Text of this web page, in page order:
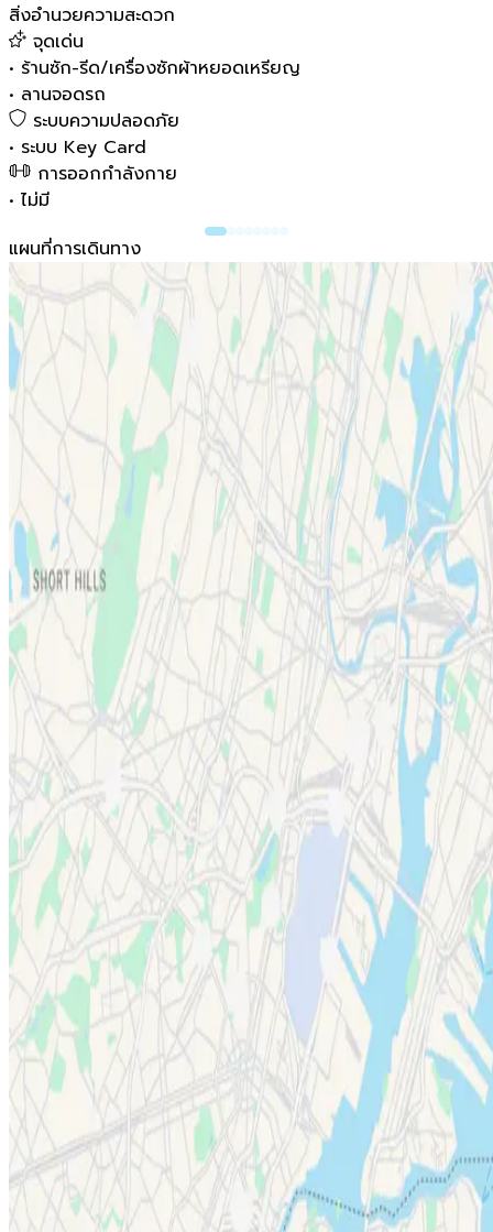
สิ่งอำนวยความสะดวก
จุดเด่น
• ร้านซัก-รีด/เครื่องซักผ้าหยอดเหรียญ
• ลานจอดรถ
ระบบความปลอดภัย
• ระบบ Key Card
การออกกำลังกาย
• ไม่มี
แผนที่การเดินทาง